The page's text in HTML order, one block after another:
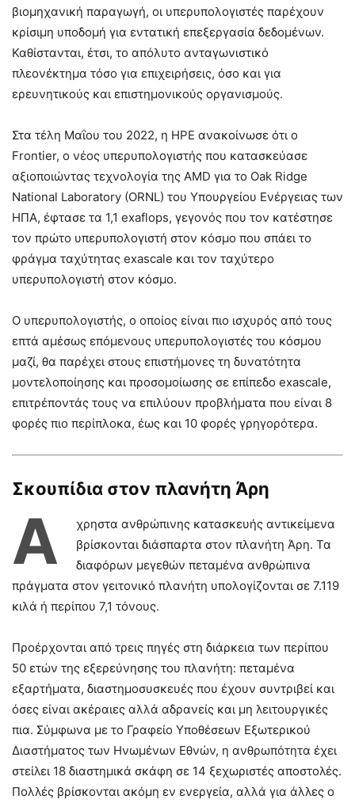
βιομηχανική παραγωγή, οι υπερυπολογιστές παρέχουν
κρίσιμη υποδομή για εντατική επεξεργασία δεδομένων.
Καθίστανται, έτσι, το απόλυτο ανταγωνιστικό
πλεονέκτημα τόσο για επιχειρήσεις, όσο και για
ερευνητικούς και επιστημονικούς οργανισμούς.
Στα τέλη Μαΐου του 2022, η HPE ανακοίνωσε ότι ο
Frontier, o νέος υπερυπολογιστής που κατασκεύασε
αξιοποιώντας τεχνολογία της AMD για το Oak Ridge
National Laboratory (ORNL) του Υπουργείου Ενέργειας των
ΗΠΑ, έφτασε τα 1,1 exaflops, γεγονός που τον κατέστησε
τον πρώτο υπερυπολογιστή στον κόσμο που σπάει το
φράγμα ταχύτητας exascale και τον ταχύτερο
υπερυπολογιστή στον κόσμο.
Ο υπερυπολογιστής, ο οποίος είναι πιο ισχυρός από τους
επτά αμέσως επόμενους υπερυπολογιστές του κόσμου
μαζί, θα παρέχει στους επιστήμονες τη δυνατότητα
μοντελοποίησης και προσομοίωσης σε επίπεδο exascale,
επιτρέποντάς τους να επιλύουν προβλήματα που είναι 8
φορές πιο περίπλοκα, έως και 10 φορές γρηγορότερα.
Σκουπίδια στον πλανήτη Άρη
Ά
χρηστα ανθρώπινης κατασκευής αντικείμενα
βρίσκονται διάσπαρτα στον πλανήτη Άρη. Τα
διαφόρων μεγεθών πεταμένα ανθρώπινα
πράγματα στον γειτονικό πλανήτη υπολογίζονται σε 7.119
κιλά ή περίπου 7,1 τόνους.
Προέρχονται από τρεις πηγές στη διάρκεια των περίπου
50 ετών της εξερεύνησης του πλανήτη: πεταμένα
εξαρτήματα, διαστημοσυσκευές που έχουν συντριβεί και
όσες είναι ακέραιες αλλά αδρανείς και μη λειτουργικές
πια. Σύμφωνα με το Γραφείο Υποθέσεων Εξωτερικού
Διαστήματος των Ηνωμένων Εθνών, η ανθρωπότητα έχει
στείλει 18 διαστημικά σκάφη σε 14 ξεχωριστές αποστολές.
Πολλές βρίσκονται ακόμη εν ενεργεία, αλλά για άλλες ο